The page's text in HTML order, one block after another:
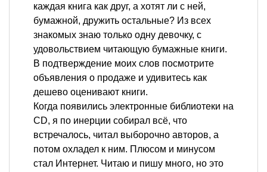
каждая книга как друг, а хотят ли с ней,
бумажной, дружить остальные? Из всех
знакомых знаю только одну девочку, с
удовольствием читающую бумажные книги.
В подтверждение моих слов посмотрите
объявления о продаже и удивитесь как
дешево оценивают книги.
Когда появились электронные библиотеки на
CD, я по инерции собирал всё, что
встречалось, читал выборочно авторов, а
потом охладел к ним. Плюсом и минусом
стал Интернет. Читаю и пишу много, но это